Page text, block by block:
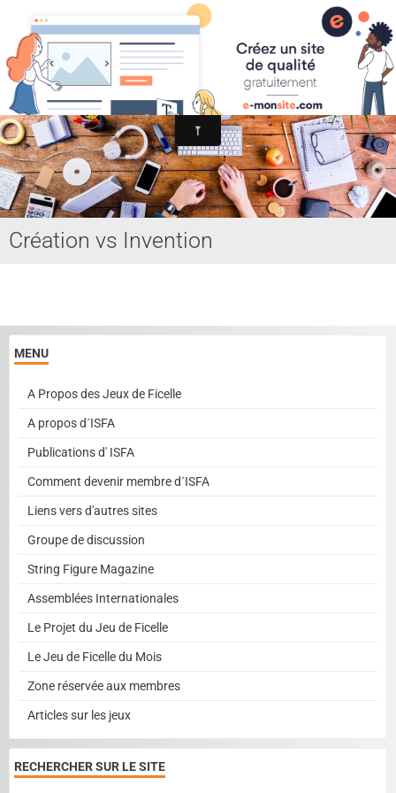
Association Internationale du Jeu de Ficelle
Page d'accueil
Derniers ajouts
Création vs Invention
MENU
A Propos des Jeux de Ficelle
A propos d´ISFA
Publications d' ISFA
Comment devenir membre d´ISFA
Liens vers d'autres sites
Groupe de discussion
String Figure Magazine
Assemblées Internationales
Le Projet du Jeu de Ficelle
Le Jeu de Ficelle du Mois
Zone réservée aux membres
Articles sur les jeux
RECHERCHER SUR LE SITE